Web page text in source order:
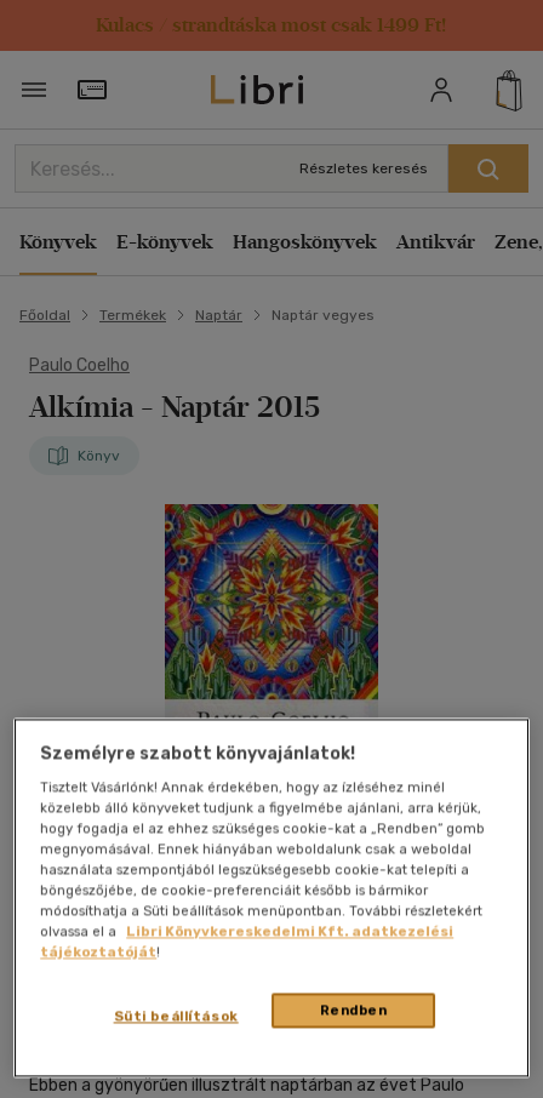
Kulacs / strandtáska most csak 1499 Ft!
Törzsvásárlói Kártya adatai
Részletes keresés
Könyvek E-könyvek Hangoskönyvek Antikvár
Főoldal Termékek Naptár Naptár vegyes
Paulo Coelho
Alkímia - Naptár 2015
Könyv
Kívánságlistához adom Megosztom
Alexandra Kiadó 2014 magyar nyelvű|puhatáblás,
Ebben a gyönyörűen illusztrált naptárban az évet Paulo
Személyre szabott könyvajánlatok!
Tisztelt Vásárlónk! Annak érdekében, hogy az ízléséhez minél
közelebb álló könyveket tudjunk a figyelmébe ajánlani, arra kérjük,
hogy fogadja el az ehhez szükséges cookie-kat a „Rendben” gomb
megnyomásával. Ennek hiányában weboldalunk csak a weboldal
használata szempontjából legszükségesebb cookie-kat telepíti a
böngészőjébe, de cookie-preferenciáit később is bármikor
módosíthatja a Süti beállítások menüpontban. További részletekért
olvassa el a
Libri Könyvkereskedelmi Kft. adatkezelési
tájékoztatóját!
Rendben
Süti beállítások